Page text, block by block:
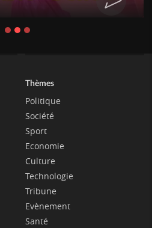
Thèmes
Politique
Société
Sport
Economie
Culture
Technologie
Tribune
Evènement
Santé